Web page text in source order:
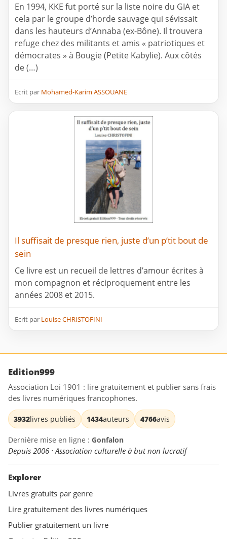
En 1994, KKE fut porté sur la liste noire du GIA et
cela par le groupe d’horde sauvage qui sévissait
dans les hauteurs d’Annaba (ex-Bône). Il trouvera
refuge chez des militants et amis « patriotiques et
démocrates » à Bougie (Petite Kabylie). Aux côtés
de (…)
Ecrit par Mohamed-Karim ASSOUANE
Il suffisait de presque rien, juste d’un p’tit bout de
sein
Ce livre est un recueil de lettres d’amour écrites à
mon compagnon et réciproquement entre les
années 2008 et 2015.
Ecrit par Louise CHRISTOFINI
Edition999
Association Loi 1901 : lire gratuitement et publier sans frais
des livres numériques francophones.
3932livres publiés 1434auteurs 4766avis
Dernière mise en ligne : Gonfalon
Depuis 2006 · Association culturelle à but non lucratif
Explorer
Livres gratuits par genre
Lire gratuitement des livres numériques
Publier gratuitement un livre